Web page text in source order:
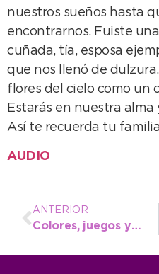
nuestros sueños hasta
encontrarnos. Fuiste
cuñada, tía, esposa
que nos llenó de
flores del cielo como un
Estarás en nuestra alma
Así te recuerda tu
AUDIO
ANTERIOR
Colores, juegos y ternura se combinaron para celebrar el Día de los Jardines de Infantes